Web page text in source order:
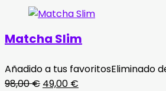
Matcha Slim
Añadido a tus favoritosEliminado
98,00€ El
49,00 €